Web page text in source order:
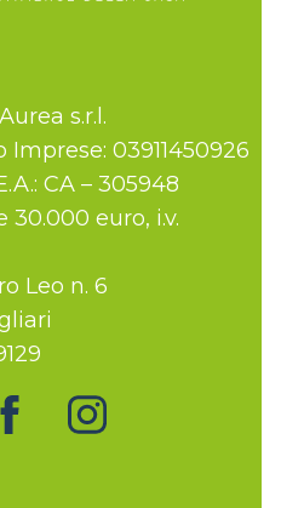
s.r.l.
Imprese: 03911450926
CA – 305948
30.000 euro, i.v.
Leo n. 6